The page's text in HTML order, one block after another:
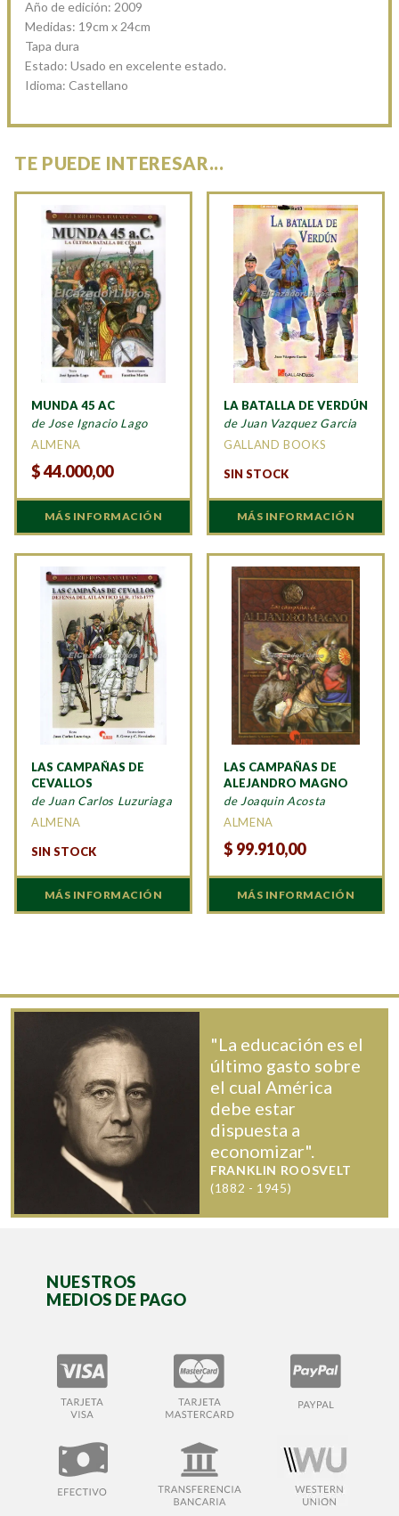
Año de edición: 2009
Medidas: 19cm x 24cm
Tapa dura
Estado: Usado en excelente estado.
Idioma: Castellano
TE PUEDE INTERESAR...
MUNDA 45 AC
de Jose Ignacio Lago
ALMENA
$44.000,00
MÁS INFORMACIÓN
LA BATALLA DE VERDÚN
de Juan Vazquez Garcia
GALLAND BOOKS
SIN STOCK
MÁS INFORMACIÓN
LAS CAMPAÑAS DE
CEVALLOS
de Juan Carlos Luzuriaga
ALMENA
SIN STOCK
MÁS INFORMACIÓN
LAS CAMPAÑAS DE
ALEJANDRO MAGNO
de Joaquin Acosta
ALMENA
$ 99.910,00
MÁS INFORMACIÓN
"La educación es el
último gasto sobre
el cual América
debe estar
dispuesta a
economizar".
FRANKLIN ROOSVELT
(1882 - 1945)
NUESTROS
MEDIOS DE PAGO